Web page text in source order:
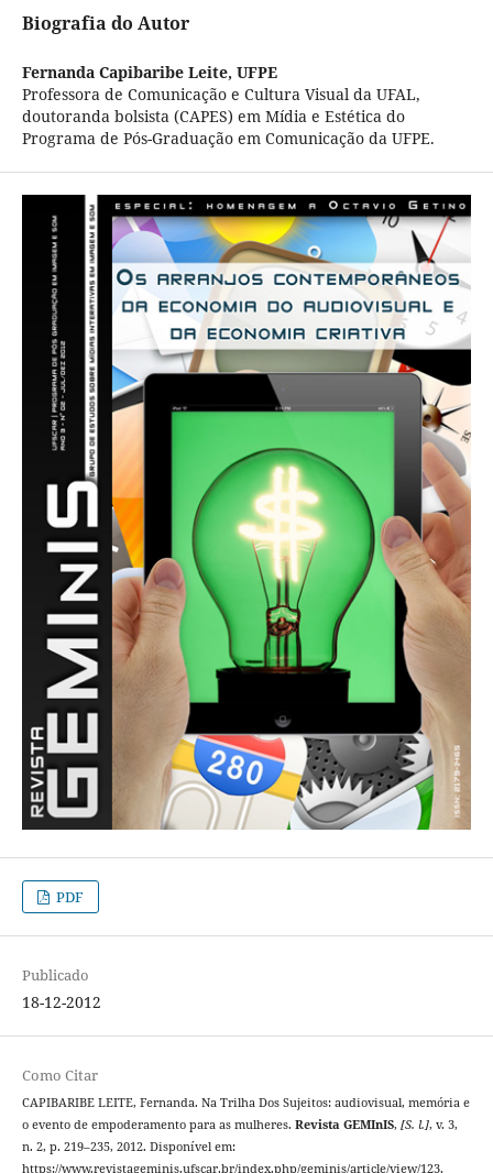
Biografia do Autor
Fernanda Capibaribe Leite, UFPE
Professora de Comunicação e Cultura Visual da UFAL,
doutoranda bolsista (CAPES) em Mídia e Estética do
Programa de Pós-Graduação em Comunicação da UFPE.
PDF
Publicado
18-12-2012
Como Citar
CAPIBARIBE LEITE, Fernanda. Na Trilha Dos Sujeitos: audiovisual, memória e
o evento de empoderamento para as mulheres. Revista GEMInIS, [S. l.], v. 3,
n. 2, p. 219–235, 2012. Disponível em:
https://www.revistageminis.ufscar.br/index.php/geminis/article/view/123.